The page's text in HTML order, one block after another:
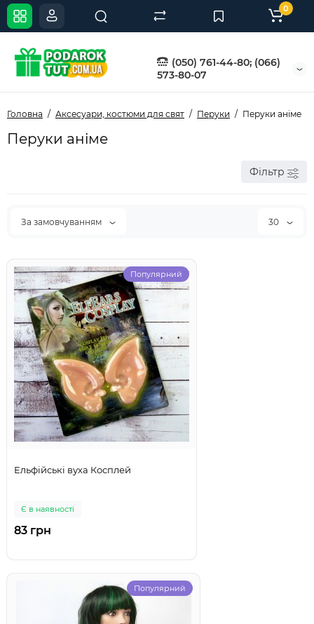
(050) 761-44-80; (066)
573-80-07
0
Головна Аксесуари, костюми для свят Перуки Перуки аніме
Перуки аніме
Фільтр
За замовчуванням 30
Популярний
Ельфійські вуха Косплей
Є в наявності
83 грн
Популярний